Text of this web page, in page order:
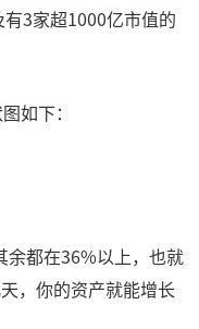
3家超1000亿市值的
如下：
余都在36%以上，也就
，你的资产就能增长